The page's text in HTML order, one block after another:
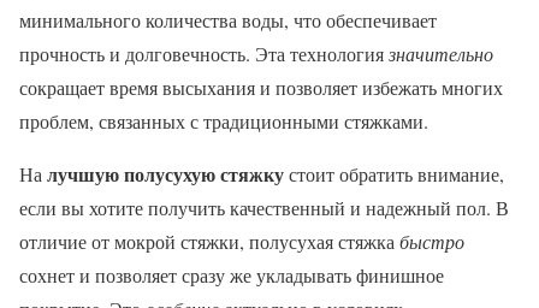
минимального количества воды, что обеспечивает
прочность и долговечность. Эта технологиязначительно
сокращает время высыхания и позволяет избежать многих
проблем, связанных с традиционными стяжками.
На лучшую полусухую стяжкустоит обратить внимание,
если вы хотите получить качественный и надежный пол. В
отличие от мокрой стяжки, полусухая стяжка быстро
сохнет и позволяет сразу же укладывать финишное